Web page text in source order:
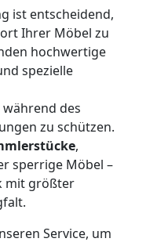
ist entscheidend,
Ihrer Möbel zu
hochwertige
spezielle
des
zu schützen.
,
sperrige Möbel –
mit größter
Service, um